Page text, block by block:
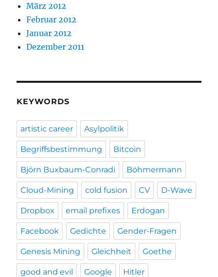
März 2012
Februar 2012
Januar 2012
Dezember 2011
KEYWORDS
artistic career Asylpolitik
Begriffsbestimmung Bitcoin
Björn Buxbaum-Conradi Böhmermann
Cloud-Mining cold fusion CV D-Wave
Dropbox email prefixes Erdogan
Facebook Gedichte Gender-Fragen
Genesis Mining Gleichheit Goethe
good and evil Google Hitler